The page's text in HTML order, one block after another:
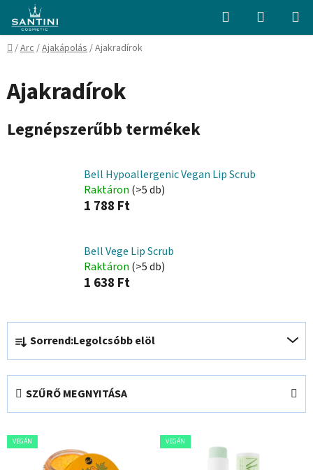
fő
tartalomhoz
Keresés KOSÁR
Kezdőlap
/Arc/Ajakápolás/Ajakradírok
Ajakradírok
Legnépszerűbb termékek
Bell Hypoallergenic Vegan Lip Scrub
Raktáron (>5 db)
1 788 Ft
Bell Vege Lip Scrub
Raktáron (>5 db)
1 638 Ft
T
r
m
k
e
k
Sorrend:Legolcsóbb elöl
SZŰRŐ MEGNYITÁSA
T
e
VEGÁN VEGÁN